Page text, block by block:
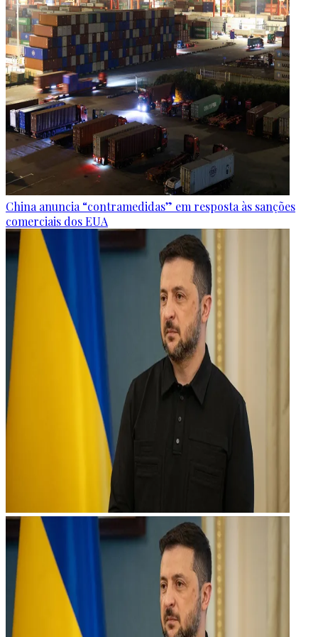
China anuncia “contramedidas” em resposta às sanções
comerciais dos EUA